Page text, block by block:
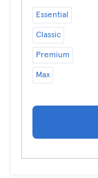
Essential
Classic
Premium
Max